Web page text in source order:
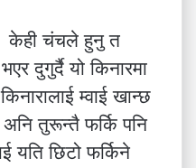
केही चंचले हुनु त
दुगुर्दै यो किनारमा
म्वाई खान्छ
तुरून्तै फर्कि पनि
यति छिटो फर्किने